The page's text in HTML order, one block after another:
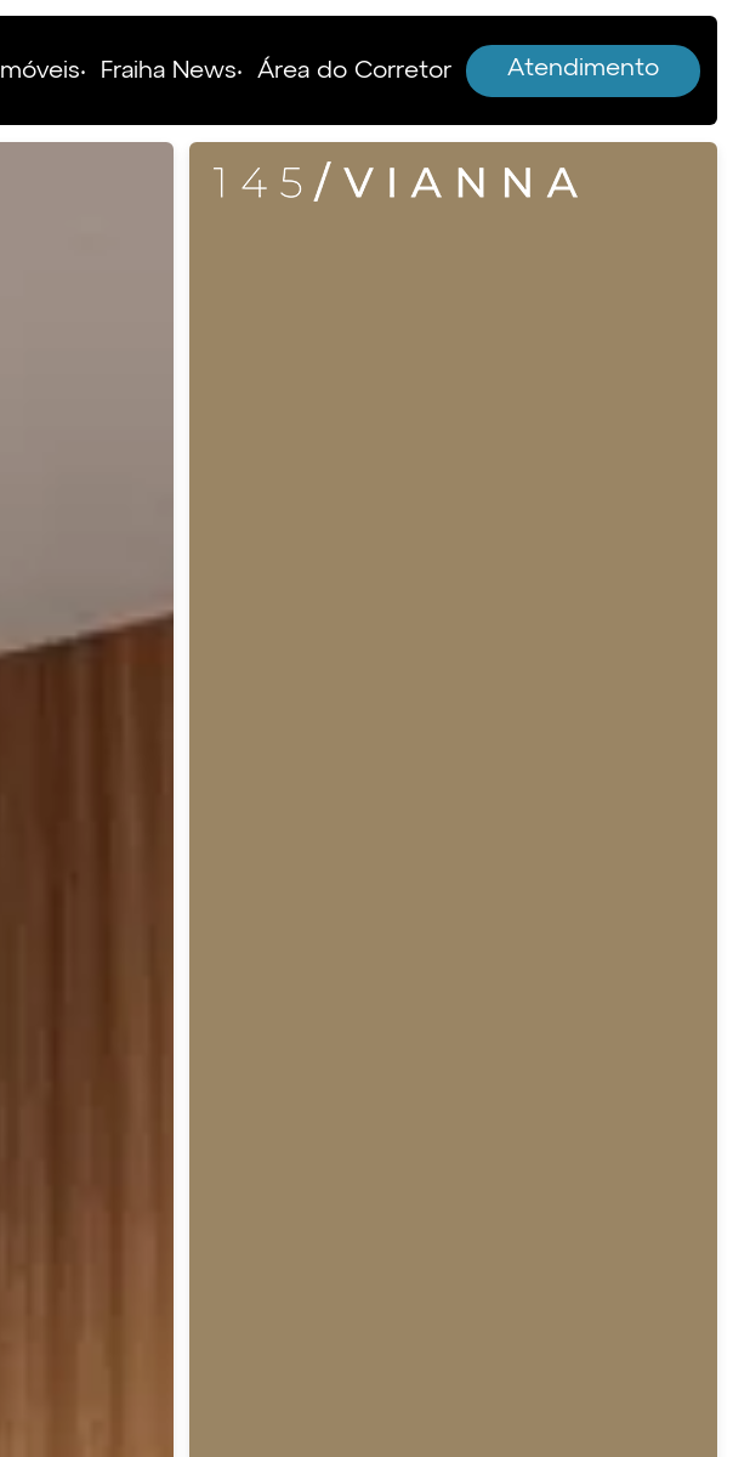
Imóveis Fraiha News Área do Corretor Atendimento